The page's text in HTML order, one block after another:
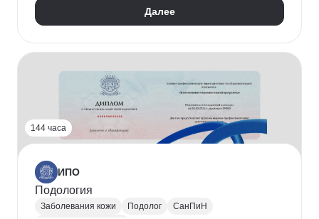
Далее
144 часа
ИПО
Подология
Заболевания кожи Подолог
СанПиН